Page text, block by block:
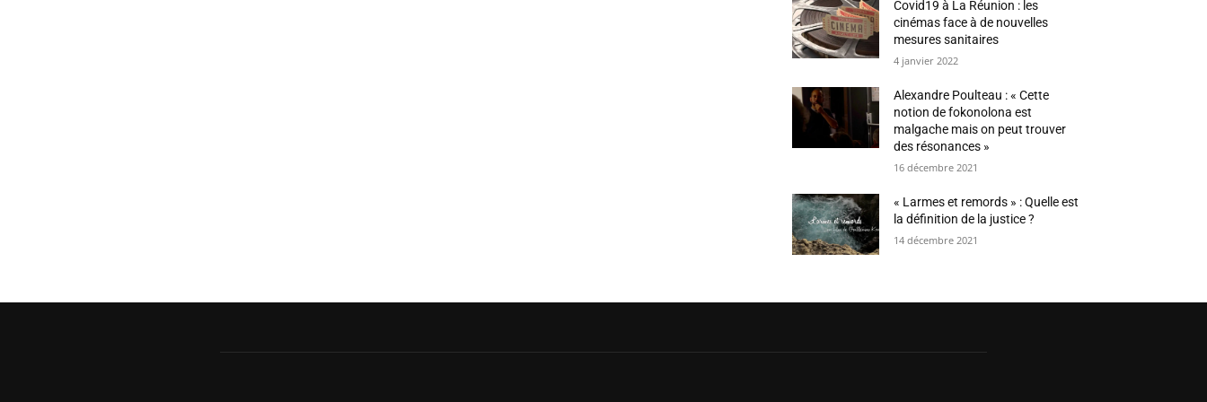
Covid19 à La Réunion : les
cinémas face à de nouvelles
mesures sanitaires
4 janvier 2022
Alexandre Poulteau : « Cette
notion de fokonolona est
malgache mais on peut trouver
des résonances »
16 décembre 2021
« Larmes et remords » : Quelle est
la définition de la justice ?
14 décembre 2021